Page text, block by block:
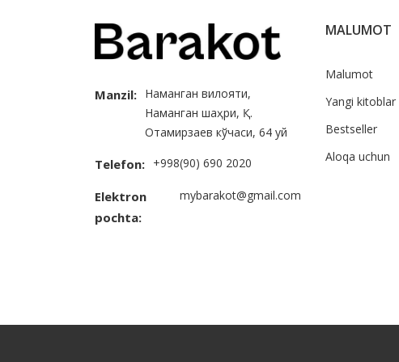
Manzil: Наманган вилояти,
Наманган шаҳри, Қ.
Отамирзаев кўчаси, 64 уй
Telefon: +998(90) 690 2020
Elektron
pochta:
mybarakot@gmail.com
MALUMOT
Malumot
Yangi kitoblar
Bestseller
Aloqa uchun